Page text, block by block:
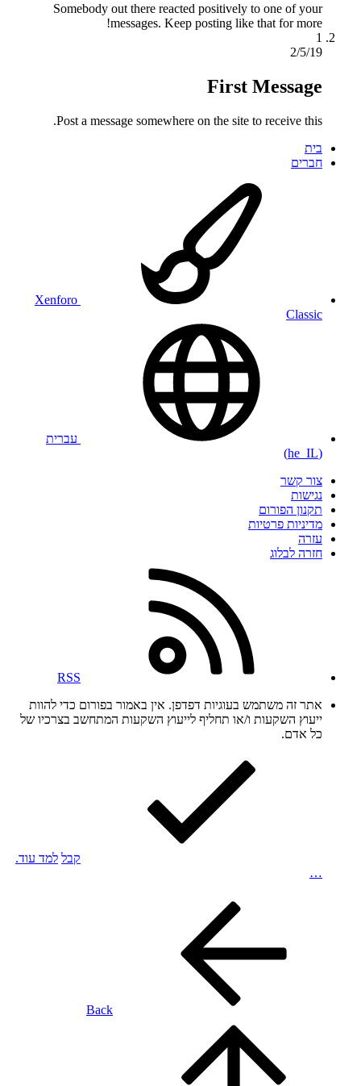
Somebody out there reacted positively to one of your
messages. Keep posting like that for more!
1
2/5/19
First Message
Post a message somewhere on the site to receive this.
בית
חברים
Xenforo
Classic
עברית
(he_IL)
צור קשר
נגישות
תקנון הפורום
מדיניות פרטיות
עזרה
חזרה לבלוג
RSS
אתר זה משתמש בעוגיות דפדפן. אין באמור בפורום כדי להוות
ייעוץ השקעות ו/או תחליף לייעוץ השקעות המתחשב בצרכיו של
כל אדם.
קבל למד עוד.
…
Back